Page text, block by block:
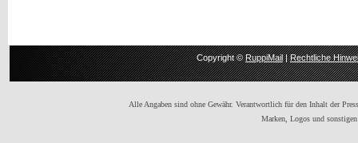
Copyright ©RuppiMail|Rechtliche
Alle Angaben sind ohne Gewähr. Verantwortlich für den Inhalt der
Marken, Logos und